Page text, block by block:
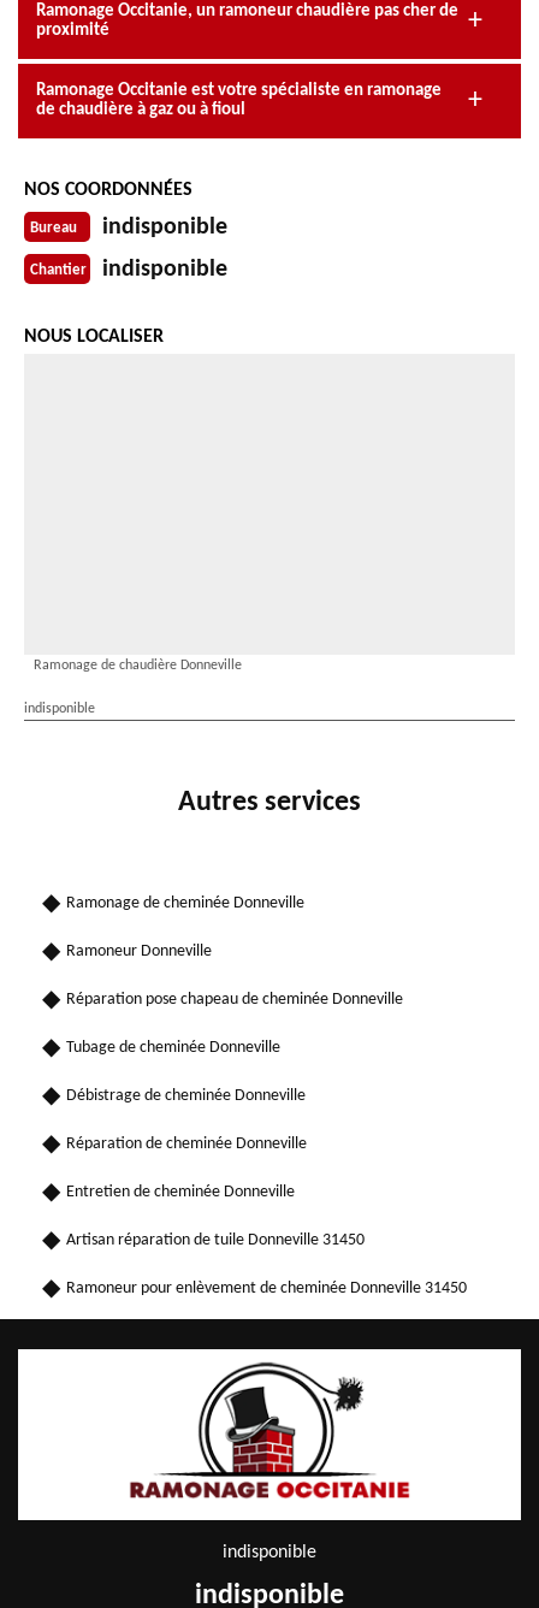
Ramonage Occitanie, un ramoneur chaudière pas cher de
proximité
Ramonage Occitanie est votre spécialiste en ramonage
de chaudière à gaz ou à fioul
NOS COORDONNÉES
Bureau indisponible
Chantier indisponible
NOUS LOCALISER
Ramonage de chaudière Donneville
indisponible
Autres services
Ramonage de cheminée Donneville
Ramoneur Donneville
Réparation pose chapeau de cheminée Donneville
Tubage de cheminée Donneville
Débistrage de cheminée Donneville
Réparation de cheminée Donneville
Entretien de cheminée Donneville
Artisan réparation de tuile Donneville 31450
Ramoneur pour enlèvement de cheminée Donneville 31450
indisponible
indisponible